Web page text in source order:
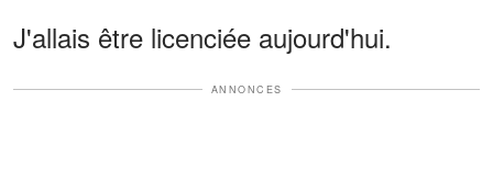
J'allais être licenciée aujourd'hui.
ANNONCES